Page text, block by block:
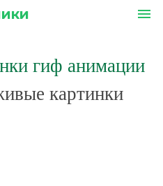
menu
гиф анимации
картинки